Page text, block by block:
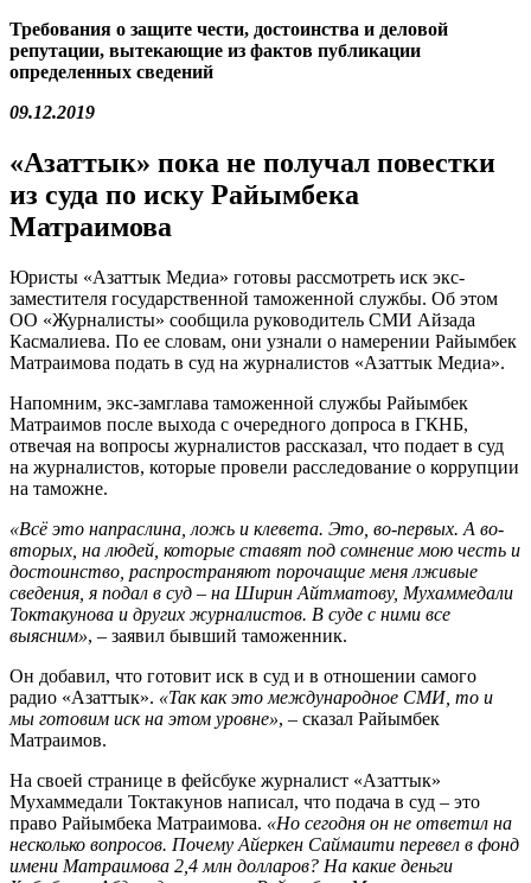
Требования о защите чести, достоинства и деловой
репутации, вытекающие из фактов публикации
определенных сведений
09.12.2019
«Азаттык» пока не получал повестки
из суда по иску Райымбека
Матраимова
Юристы «Азаттык Медиа» готовы рассмотреть иск экс-
заместителя государственной таможенной службы. Об этом
ОО «Журналисты» сообщила руководитель СМИ Айзада
Касмалиева. По ее словам, они узнали о намерении Райымбек
Матраимова подать в суд на журналистов «Азаттык Медиа».
Напомним, экс-замглава таможенной службы Райымбек
Матраимов после выхода с очередного допроса в ГКНБ,
отвечая на вопросы журналистов рассказал, что подает в суд
на журналистов, которые провели расследование о коррупции
на таможне.
«Всё это напраслина, ложь и клевета. Это, во-первых. А во-
вторых, на людей, которые ставят под сомнение мою честь и
достоинство, распространяют порочащие меня лживые
сведения, я подал в суд – на Ширин Айтматову, Мухаммедали
Токтакунова и других журналистов. В суде с ними все
выясним», – заявил бывший таможенник.
Он добавил, что готовит иск в суд и в отношении самого
радио «Азаттык». «Так как это международное СМИ, то и
мы готовим иск на этом уровне», – сказал Райымбек
Матраимов.
На своей странице в фейсбуке журналист «Азаттык»
Мухаммедали Токтакунов написал, что подача в суд – это
право Райымбека Матраимова. «Но сегодня он не ответил на
несколько вопросов. Почему Айеркен Саймаити перевел в фонд
имени Матраимова 2,4 млн долларов? На какие деньги